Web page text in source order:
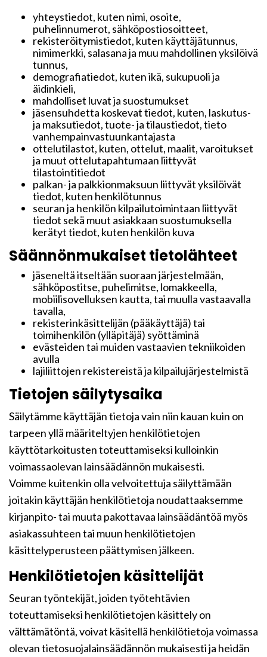
yhteystiedot, kuten nimi, osoite,
puhelinnumerot, sähköpostiosoitteet,
rekisteröitymistiedot, kuten käyttäjätunnus,
nimimerkki, salasana ja muu mahdollinen yksilöivä
tunnus,
demografiatiedot, kuten ikä, sukupuoli ja
äidinkieli,
mahdolliset luvat ja suostumukset
jäsensuhdetta koskevat tiedot, kuten, laskutus-
ja maksutiedot, tuote- ja tilaustiedot, tieto
vanhempainvastuunkantajasta
ottelutilastot, kuten, ottelut, maalit, varoitukset
ja muut ottelutapahtumaan liittyvät
tilastointitiedot
palkan- ja palkkionmaksuun liittyvät yksilöivät
tiedot, kuten henkilötunnus
seuran ja henkilön kilpailutoimintaan liittyvät
tiedot sekä muut asiakkaan suostumuksella
kerätyt tiedot, kuten henkilön kuva
Säännönmukaiset tietolähteet
jäseneltä itseltään suoraan järjestelmään,
sähköpostitse, puhelimitse, lomakkeella,
mobiilisovelluksen kautta, tai muulla vastaavalla
tavalla,
rekisterinkäsittelijän (pääkäyttäjä) tai
toimihenkilön (ylläpitäjä) syöttäminä
evästeiden tai muiden vastaavien tekniikoiden
avulla
lajiliittojen rekistereistä ja kilpailujärjestelmistä
Tietojen säilytysaika
Säilytämme käyttäjän tietoja vain niin kauan kuin on
tarpeen yllä määriteltyjen henkilötietojen
käyttötarkoitusten toteuttamiseksi kulloinkin
voimassaolevan lainsäädännön mukaisesti.
Voimme kuitenkin olla velvoitettuja säilyttämään
joitakin käyttäjän henkilötietoja noudattaaksemme
kirjanpito- tai muuta pakottavaa lainsäädäntöä myös
asiakassuhteen tai muun henkilötietojen
käsittelyperusteen päättymisen jälkeen.
Henkilötietojen käsittelijät
Seuran työntekijät, joiden työtehtävien
toteuttamiseksi henkilötietojen käsittely on
välttämätöntä, voivat käsitellä henkilötietoja voimassa
olevan tietosuojalainsäädännön mukaisesti ja heidän